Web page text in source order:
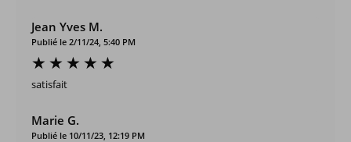
Jean Yves M.
Publié le 2/11/24, 5:40 PM
satisfait
Marie G.
Publié le 10/11/23, 12:19 PM